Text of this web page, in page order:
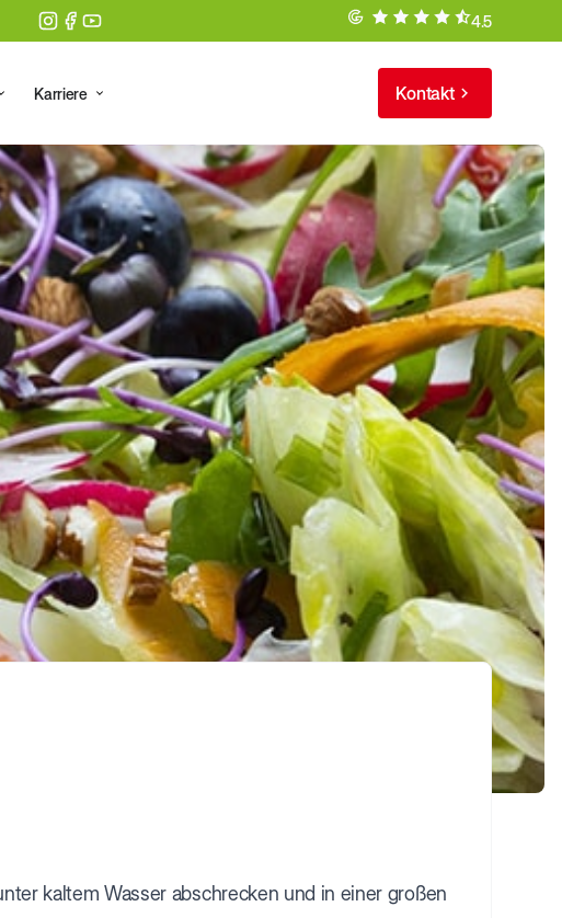
4.5
Karriere Kontakt
kaltem Wasser abschrecken und in einer großen